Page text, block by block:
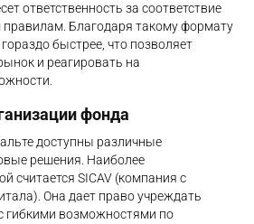
ответственность за соответствие
Благодаря такому формату
быстрее, что позволяет
и реагировать на
фонда
доступны различные
решения. Наиболее
считается SICAV (компания с
Она дает право учреждать
гибкими возможностями по